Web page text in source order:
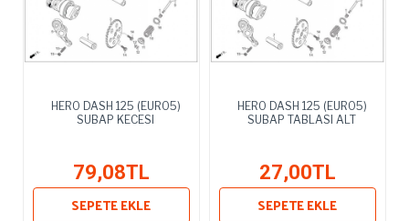
HERO DASH 125 (EURO5)
SUBAP KECESI
79,08TL
SEPETE EKLE
HERO DASH 125 (EURO5)
SUBAP TABLASI ALT
27,00TL
SEPETE EKLE